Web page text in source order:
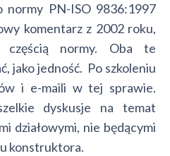
normy PN-ISO 9836:1997
komentarz z 2002 roku,
normy. Oba te
jako jedność. Po szkoleniu
i e-maili w tej sprawie.
dyskusje na temat
działowymi, nie będącymi
konstruktora.